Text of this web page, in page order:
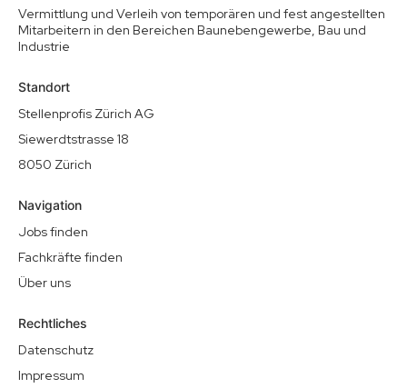
Vermittlung und Verleih von temporären und fest angestellten
Mitarbeitern in den Bereichen Baunebengewerbe, Bau und
Industrie
Standort
Stellenprofis Zürich AG
Siewerdtstrasse 18
8050 Zürich
Navigation
Jobs finden
Fachkräfte finden
Über uns
Rechtliches
Datenschutz
Impressum